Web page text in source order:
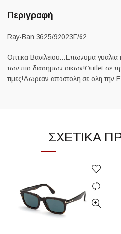
Περιγραφή
Ray-Ban 3625/92023F/62
Οπτικα Βασιλειου…Επωνυμα γυαλια
των πιο διασημων οικων!Outlet σε
τιμες!Δωρεαν αποστολη σε ολη την
ΣΧΕΤΙΚΆ